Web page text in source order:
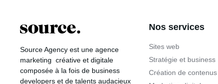
Source Agency est une agence
marketing créative et digitale
composée à la fois de business
developers et de talents audacieux
Nos services
Sites web
Stratégie et business
Création de contenus